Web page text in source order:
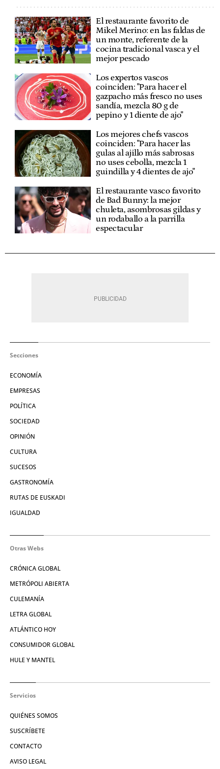
El restaurante favorito de
Mikel Merino: en las faldas de
un monte, referente de la
cocina tradicional vasca y el
mejor pescado
Los expertos vascos
coinciden: "Para hacer el
gazpacho más fresco no uses
sandía, mezcla 80 g de
pepino y 1 diente de ajo"
Los mejores chefs vascos
coinciden: "Para hacer las
gulas al ajillo más sabrosas
no uses cebolla, mezcla 1
guindilla y 4 dientes de ajo"
El restaurante vasco favorito
de Bad Bunny: la mejor
chuleta, asombrosas gildas y
un rodaballo a la parrilla
espectacular
Secciones
ECONOMÍA
EMPRESAS
POLÍTICA
SOCIEDAD
OPINIÓN
CULTURA
SUCESOS
GASTRONOMÍA
RUTAS DE EUSKADI
IGUALDAD
Otras Webs
CRÓNICA GLOBAL
METRÓPOLI ABIERTA
CULEMANÍA
LETRA GLOBAL
ATLÁNTICO HOY
CONSUMIDOR GLOBAL
HULE Y MANTEL
Servicios
QUIÉNES SOMOS
SUSCRÍBETE
CONTACTO
AVISO LEGAL